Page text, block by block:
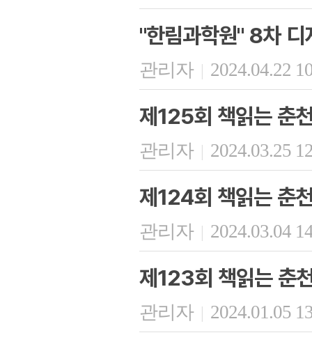
"한림과학원" 8차 디
관리자 | 2024.04.22
제125회 책읽는 춘
관리자 | 2024.03.25
제124회 책읽는 춘
관리자 | 2024.03.04
제123회 책읽는 춘
관리자 | 2024.01.05